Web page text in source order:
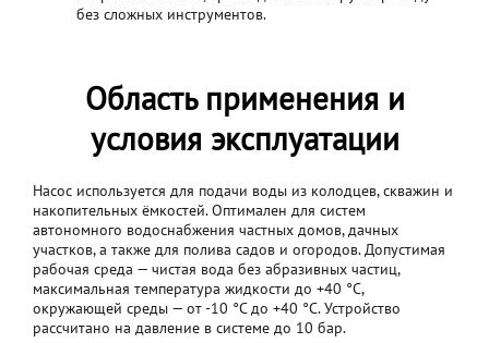
без сложных инструментов.
Область применения и
условия эксплуатации
Насос используется для подачи воды из колодцев, скважин и
накопительных ёмкостей. Оптимален для систем
автономного водоснабжения частных домов, дачных
участков, а также для полива садов и огородов. Допустимая
рабочая среда — чистая вода без абразивных частиц,
максимальная температура жидкости до +40 °C,
окружающей среды — от -10 °C до +40 °C. Устройство
рассчитано на давление в системе до 10 бар.